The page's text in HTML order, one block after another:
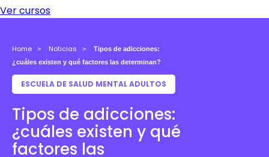
Home Noticias
Tipos de adicciones:
¿cuáles existen y qué factores las determinan?
ESCUELA DE SALUD MENTAL ADULTOS
Tipos de adicciones:
¿cuáles existen y qué
factores las